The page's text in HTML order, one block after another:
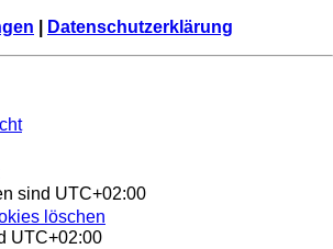
Datenschutzerklärung
sind UTC+02:00
löschen
UTC+02:00